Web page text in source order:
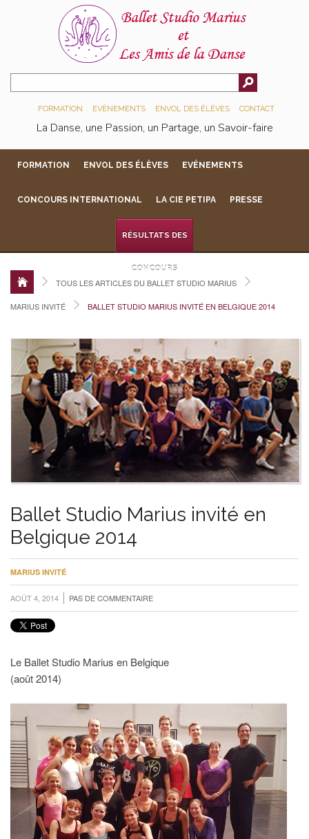
FORMATION EVÉNEMENTS ENVOL DES ÉLÈVES CONTACT
La Danse, une Passion, un Partage, un Savoir-faire
FORMATION ENVOL DES ÉLÈVES EVÉNEMENTS
CONCOURS INTERNATIONAL LA CIE PETIPA PRESSE
RÉSULTATS DES
CONCOURS
TOUS LES ARTICLES DU BALLET STUDIO MARIUS
MARIUS INVITÉ BALLET STUDIO MARIUS INVITÉ EN BELGIQUE 2014
Ballet Studio Marius invité en
Belgique 2014
MARIUS INVITÉ
AOÛT 4, 2014 PAS DE COMMENTAIRE
Le Ballet Studio Marius en Belgique
(août 2014)